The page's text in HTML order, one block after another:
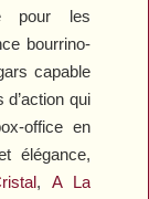
pour les
bourrino-
capable
qui
office en
élégance,
, A La